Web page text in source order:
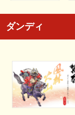
ダンディ